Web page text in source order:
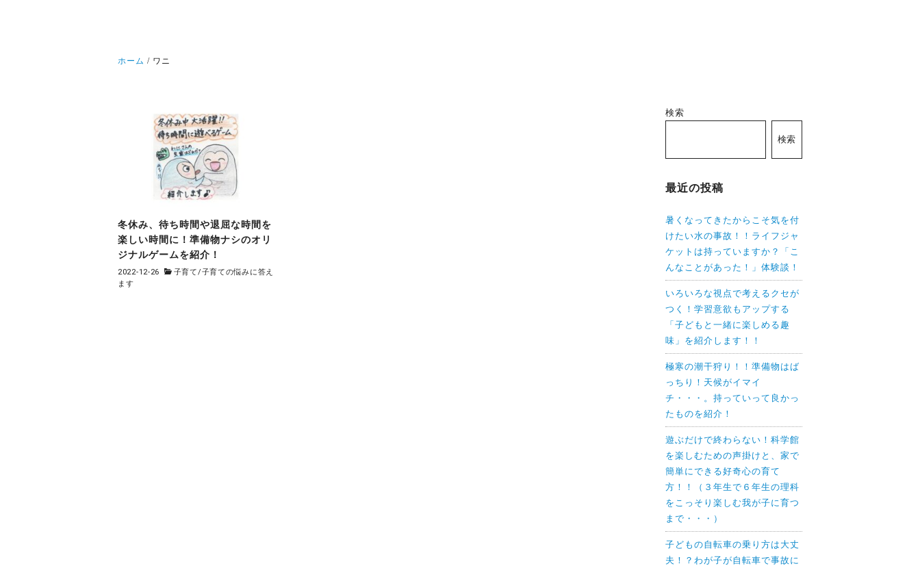
ホーム ワニ
冬休み、待ち時間や退屈な時間を
楽しい時間に！準備物ナシのオリ
ジナルゲームを紹介！
2022-12-26 子育て/子育ての悩みに答え
ます
検索
検索
最近の投稿
暑くなってきたからこそ気を付
けたい水の事故！！ライフジャ
ケットは持っていますか？「こ
んなことがあった！」体験談！
いろいろな視点で考えるクセが
つく！学習意欲もアップする
「子どもと一緒に楽しめる趣
味」を紹介します！！
極寒の潮干狩り！！準備物はば
っちり！天候がイマイ
チ・・・。持っていって良かっ
たものを紹介！
遊ぶだけで終わらない！科学館
を楽しむための声掛けと、家で
簡単にできる好奇心の育て
方！！（３年生で６年生の理科
をこっそり楽しむ我が子に育つ
まで・・・）
子どもの自転車の乗り方は大丈
夫！？わが子が自転車で事故に